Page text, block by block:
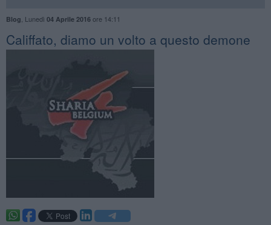
Blog Lunedì 04 Aprile 2016ore 14:11
Califfato, diamo un volto a questo demone